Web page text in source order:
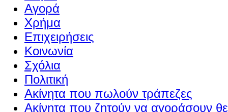
Αγορά
Χρήμα
Επιχειρήσεις
Κοινωνία
Σχόλια
Πολιτική
Ακίνητα που πωλούν τράπεζες
Ακίνητα που ζητούν να αγοράσουν